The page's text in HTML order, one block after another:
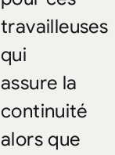
travailleuses
qui
assure la
continuité
alors que